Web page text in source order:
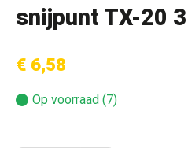
snijpunt TX-20
€ 6,58
Op voorraad (7)